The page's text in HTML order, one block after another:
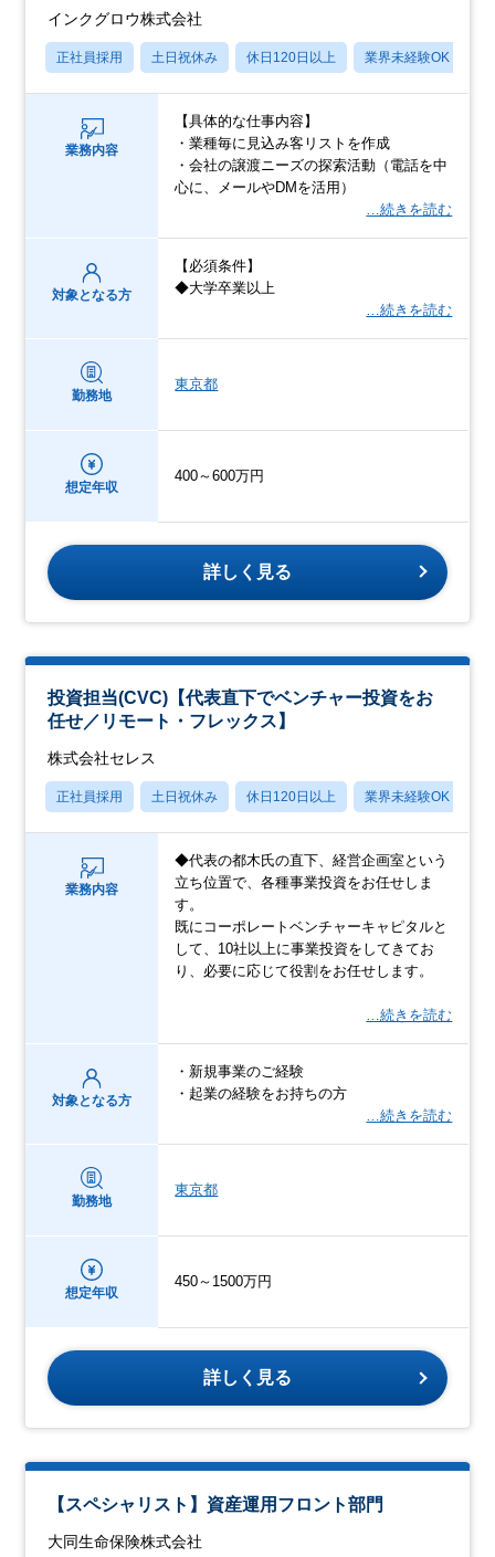
インクグロウ株式会社
正社員採用 土日祝休み 休日120日以上 業界未経験OK
業務内容
【具体的な仕事内容】
・業種毎に見込み客リストを作成
・会社の譲渡ニーズの探索活動（電話を中
心に、メールやDMを活用）
…続きを読む
対象となる方
【必須条件】
◆大学卒業以上
…続きを読む
勤務地
東京都
想定年収
400～600万円
詳しく見る
投資担当(CVC)【代表直下でベンチャー投資をお
任せ／リモート・フレックス】
株式会社セレス
正社員採用 土日祝休み 休日120日以上 業界未経験OK
業務内容
◆代表の都木氏の直下、経営企画室という
立ち位置で、各種事業投資をお任せしま
す。
既にコーポレートベンチャーキャピタルと
して、10社以上に事業投資をしてきてお
り、必要に応じて役割をお任せします。
…続きを読む
対象となる方
・新規事業のご経験
・起業の経験をお持ちの方
…続きを読む
勤務地
東京都
想定年収
450～1500万円
詳しく見る
【スペシャリスト】資産運用フロント部門
大同生命保険株式会社